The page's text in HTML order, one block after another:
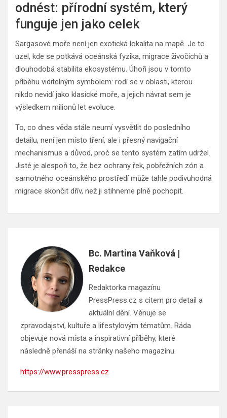
odnést: přírodní systém, který
funguje jen jako celek
Sargasové moře není jen exotická lokalita na mapě. Je to
uzel, kde se potkává oceánská fyzika, migrace živočichů a
dlouhodobá stabilita ekosystému. Úhoři jsou v tomto
příběhu viditelným symbolem: rodí se v oblasti, kterou
nikdo nevidí jako klasické moře, a jejich návrat sem je
výsledkem milionů let evoluce.
To, co dnes věda stále neumí vysvětlit do posledního
detailu, není jen místo tření, ale i přesný navigační
mechanismus a důvod, proč se tento systém zatím udržel.
Jisté je alespoň to, že bez ochrany řek, pobřežních zón a
samotného oceánského prostředí může tahle podivuhodná
migrace skončit dřív, než ji stihneme plně pochopit.
Bc. Martina Vaňková |
Redakce
Redaktorka magazínu
PressPress.cz s citem pro detail a
aktuální dění. Věnuje se
zpravodajství, kultuře a lifestylovým tématům. Ráda
objevuje nová místa a inspirativní příběhy, které
následně přenáší na stránky našeho magazínu.
https://www.presspress.cz